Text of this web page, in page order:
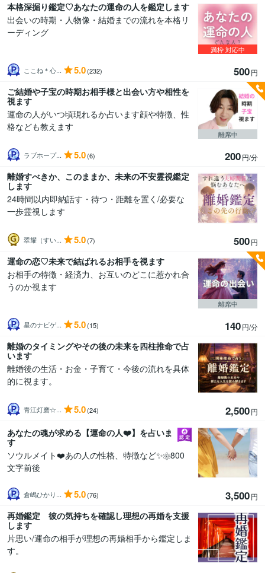
本格深掘り鑑定♡あなたの運命の人を鑑定します
出会いの時期・人物像・結婚までの流れを本格リ
ーディング
ここね＊心... 5.0(232) 500円
満枠対応中
ご結婚や子宝の時期お相手様と出会い方や相性を
視ます
運命の人がいつ頃現れるか占います顔や特徴、性
格なども教えます
ラブホープ... 5.0(6) 200円/分
離席中
離婚すべきか、このままか、未来の不安霊視鑑定
します
24時間以内即納話す・待つ・距離を置く/必要な
一歩霊視します
翠耀（すい... 5.0(7) 500円
運命の恋♡未来で結ばれるお相手を視ます
お相手の特徴・経済力、お互いのどこに惹かれ合
うのか視ます
星のナビゲ... 5.0(15) 140円/分
離席中
離婚のタイミングやその後の未来を四柱推命で占
います
離婚後の生活・お金・子育て・今後の流れを具体
的に視ます。
青江灯磨☆... 5.0(24) 2,500円
あなたの魂が求める【運命の人❤️】を占いま
す
ソウルメイト❤️あの人の性格、特徴など✨⚛️800
文字前後
倉嶋ひかり... 5.0(76) 3,500円
再婚鑑定 彼の気持ちを確認し理想の再婚を支援
します
片思い/運命の相手が理想の再婚相手から鑑定しま
す。